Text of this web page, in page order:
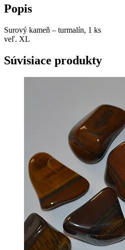
Popis
Surový kameň – turmalín, 1 ks
veľ. XL
Súvisiace produkty